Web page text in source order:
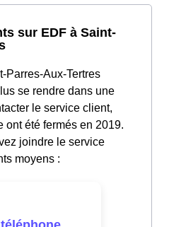
sur EDF à Saint-
Parres-Aux-Tertres
se rendre dans une
le service client,
ont été fermés en 2019.
joindre le service
moyens :